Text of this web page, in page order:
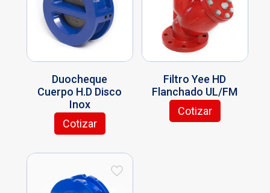
Duocheque
Cuerpo H.D Disco
Inox
Cotizar
Este
tiene
variantes.
Filtro Yee HD
Flanchado UL/FM
Cotizar
Este